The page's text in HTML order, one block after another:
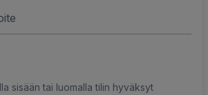
sisään tai luomalla tilin hyväksyt